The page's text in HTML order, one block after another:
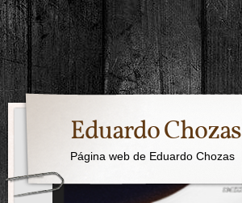
Eduardo Chozas
Página web de Eduardo Chozas